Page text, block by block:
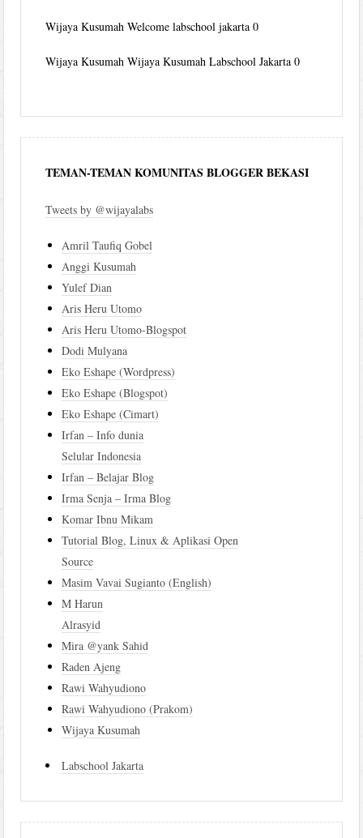
Wijaya Kusumah Welcome labschool jakarta 0
Wijaya Kusumah Wijaya Kusumah Labschool Jakarta 0
TEMAN-TEMAN KOMUNITAS BLOGGER BEKASI
Tweets by @wijayalabs
Amril Taufiq Gobel
Anggi Kusumah
Yulef Dian
Aris Heru Utomo
Aris Heru Utomo-Blogspot
Dodi Mulyana
Eko Eshape (Wordpress)
Eko Eshape (Blogspot)
Eko Eshape (Cimart)
Irfan – Info dunia
Selular Indonesia
Irfan – Belajar Blog
Irma Senja – Irma Blog
Komar Ibnu Mikam
Tutorial Blog, Linux & Aplikasi Open
Source
Masim Vavai Sugianto (English)
M Harun
Alrasyid
Mira @yank Sahid
Raden Ajeng
Rawi Wahyudiono
Rawi Wahyudiono (Prakom)
Wijaya Kusumah
Labschool Jakarta